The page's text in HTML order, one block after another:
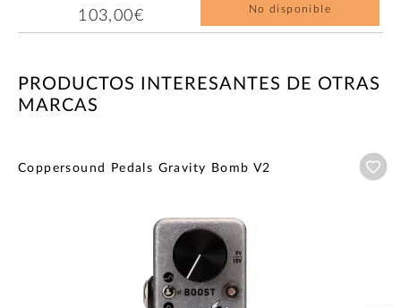
103,00€ No disponible
PRODUCTOS INTERESANTES DE OTRAS
MARCAS
Coppersound Pedals Gravity Bomb V2